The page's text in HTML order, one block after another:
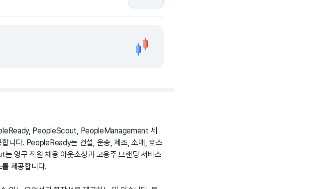
PeopleScout, PeopleManagement 세
니다. PeopleReady는 건설, 운송, 제조, 소매, 호스
영구 직원 채용 아웃소싱과 고용주 브랜딩 서비스
제공합니다.